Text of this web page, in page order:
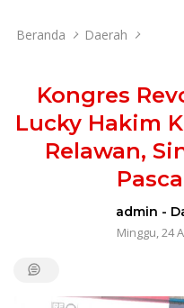
Beranda Daerah
Kongres
Lucky Hakim
Relawan,
admin -
Minggu, 24